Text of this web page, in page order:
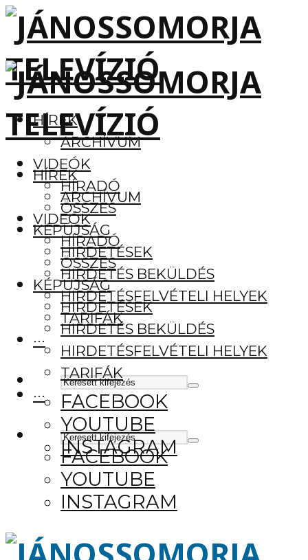
HÍREK
ARCHÍVUM
VIDEÓK
HÍRADÓ
ÖSSZES
KÉPÚJSÁG
HIRDETÉSEK
HIRDETÉS BEKÜLDÉS
HIRDETÉSFELVÉTELI HELYEK
TARIFÁK
···
FACEBOOK
YOUTUBE
INSTAGRAM
HÍREK
ARCHÍVUM
VIDEÓK
HÍRADÓ
ÖSSZES
KÉPÚJSÁG
HIRDETÉSEK
HIRDETÉS BEKÜLDÉS
HIRDETÉSFELVÉTELI HELYEK
TARIFÁK
···
FACEBOOK
YOUTUBE
INSTAGRAM